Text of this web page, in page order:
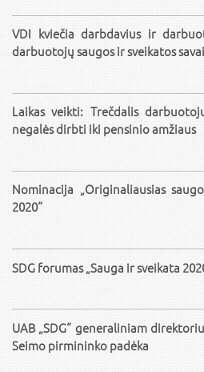
VDI kviečia darbdavius ir
darbuotojų saugos ir sveikatos
Laikas veikti: Trečdalis
negalės dirbti iki pensinio amžiaus
Nominacija „Originaliausias
2020“
SDG forumas „Sauga ir sveikata
UAB „SDG“ generaliniam
Seimo pirmininko padėka